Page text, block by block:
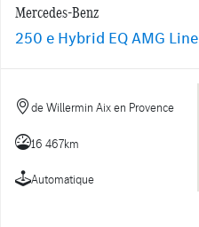
Mercedes-Benz
250 e Hybrid EQ AMG Line
de Willermin Aix en Provence
16 467km
Automatique